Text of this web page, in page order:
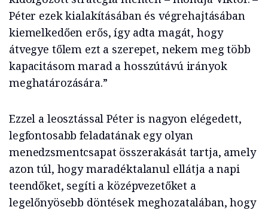
Péter ezek kialakításában és végrehajtásában
kiemelkedően erős, így adta magát, hogy
átvegye tőlem ezt a szerepet, nekem meg több
kapacitásom marad a hosszútávú irányok
meghatározására.”
Ezzel a leosztással Péter is nagyon elégedett,
legfontosabb feladatának egy olyan
menedzsmentcsapat összerakását tartja, amely
azon túl, hogy maradéktalanul ellátja a napi
teendőket, segíti a középvezetőket a
legelőnyösebb döntések meghozatalában, hogy